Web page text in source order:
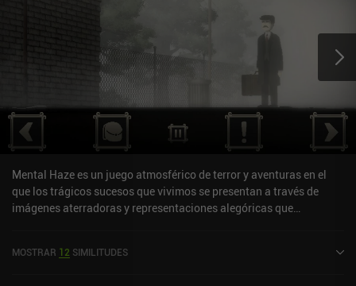
Mental Haze es un juego atmosférico de terror y aventuras en el
que los trágicos sucesos que vivimos se presentan a través de
imágenes aterradoras y representaciones alegóricas que
desaparecida, que fue a su pueblo natal a dar a luz a su hijo, pero
MOSTRAR 12 SIMILITUDES